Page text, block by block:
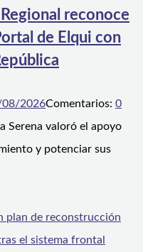
reconoce
de Elqui con
2026Comentarios: 0
Serena valoró el apoyo
y potenciar sus